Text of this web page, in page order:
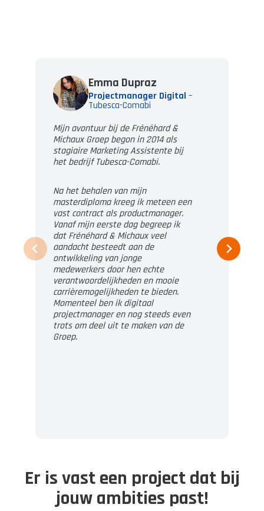
Emma Dupraz
Projectmanager Digital –
Tubesca-Comabi
Mijn avontuur bij de Frénéhard &
Michaux Groep begon in 2014 als
stagiaire Marketing Assistente bij
het bedrijf Tubesca-Comabi.
Na het behalen van mijn
masterdiploma kreeg ik meteen een
vast contract als productmanager.
Vanaf mijn eerste dag begreep ik
dat Frénéhard & Michaux veel
aandacht besteedt aan de
ontwikkeling van jonge
medewerkers door hen echte
verantwoordelijkheden en mooie
carrièremogelijkheden te bieden.
Momenteel ben ik digitaal
projectmanager en nog steeds even
trots om deel uit te maken van de
Groep.
Er is vast een project dat bij
jouw ambities past!